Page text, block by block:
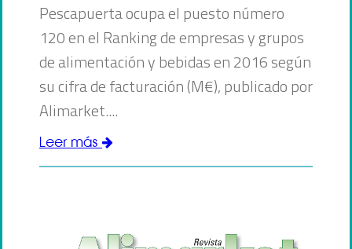
Pescapuerta ocupa el puesto número
120 en el Ranking de empresas y grupos
de alimentación y bebidas en 2016 según
su cifra de facturación (M€), publicado por
Alimarket....
Leer más